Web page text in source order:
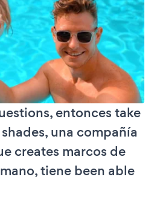
entonces take
una compañía
creates marcos de
tiene been able